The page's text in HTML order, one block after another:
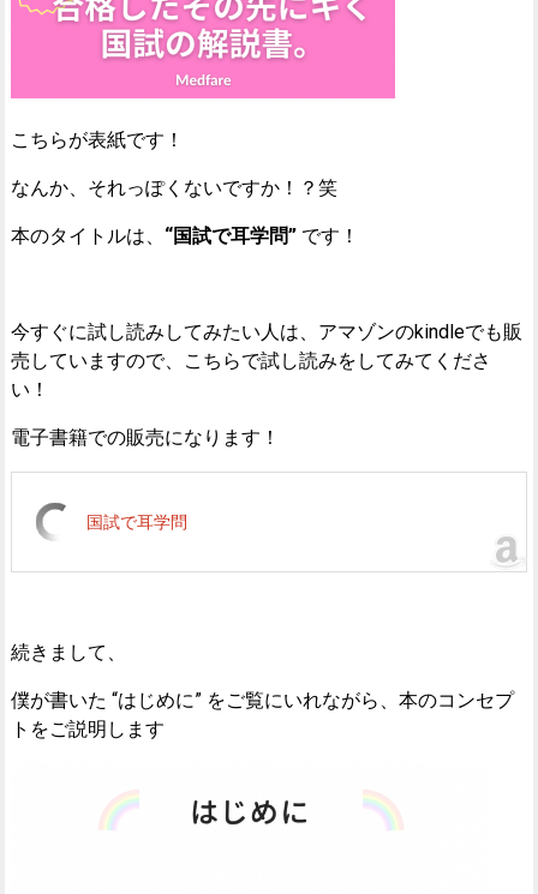
こちらが表紙です！
なんか、それっぽくないですか！？笑
本のタイトルは、 “国試で耳学問” です！
今すぐに試し読みしてみたい人は、アマゾンのkindleでも販
売していますので、こちらで試し読みをしてみてくださ
い！
電子書籍での販売になります！
国試で耳学問
続きまして、
僕が書いた “はじめに” をご覧にいれながら、本のコンセプ
トをご説明します